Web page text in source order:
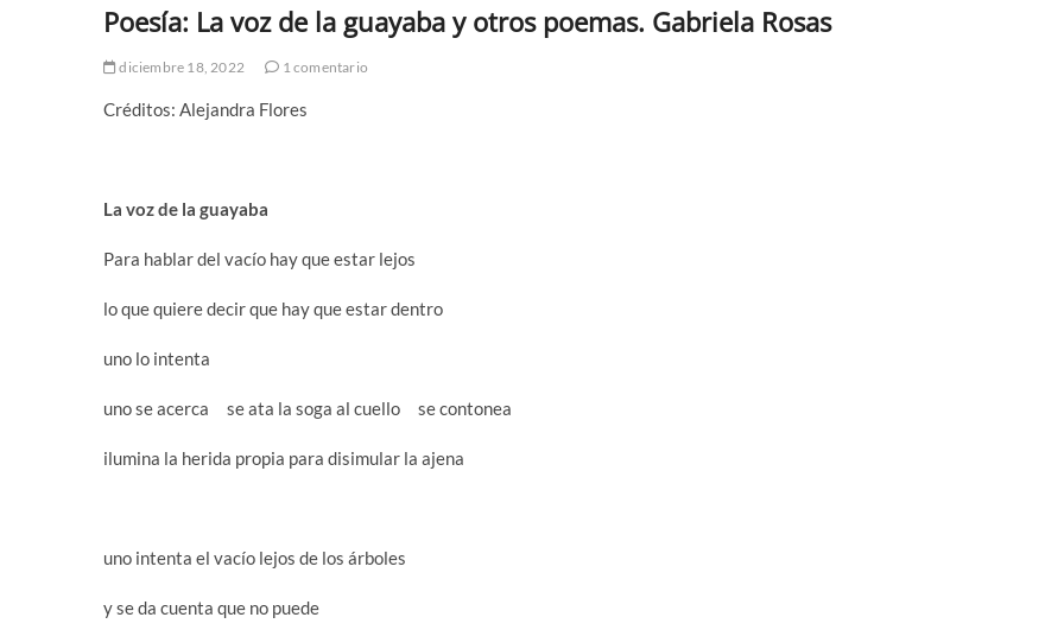
Poesía: La voz de la guayaba y otros poemas. Gabriela Rosas
diciembre 18, 2022 1 comentario
Créditos: Alejandra Flores
La voz de la guayaba
Para hablar del vacío hay que estar lejos
lo que quiere decir que hay que estar dentro
uno lo intenta
uno se acerca se ata la soga al cuello se contonea
ilumina la herida propia para disimular la ajena
uno intenta el vacío lejos de los árboles
y se da cuenta que no puede